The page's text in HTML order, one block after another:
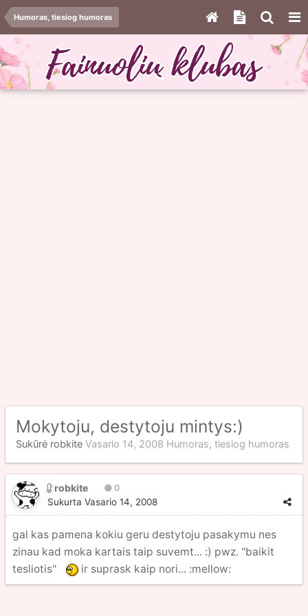
Humoras, tiesiog humoras
Mokytoju, destytoju mintys:)
Sukūrė robkite Vasario 14, 2008 Humoras, tiesiog humoras
robkite 0
Sukurta Vasario 14, 2008
gal kas pamena kokiu geru destytoju pasakymu nes
zinau kad moka kartais taip suvemt... :) pwz. ''baikit
tesliotis''
ir suprask kaip nori... :mellow: